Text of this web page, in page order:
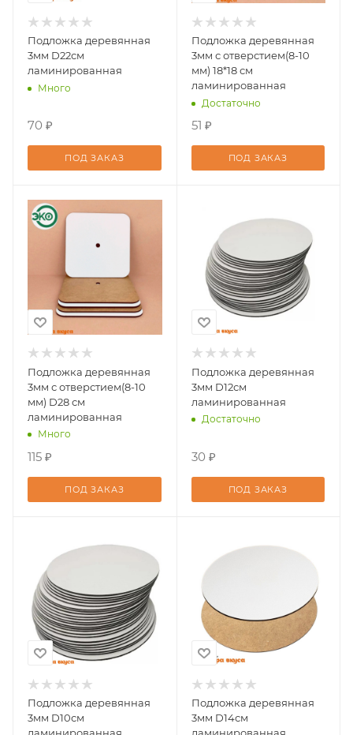
Подложка деревянная
3мм D22см
ламинированная
Много
70 ₽
ПОД ЗАКАЗ
Подложка деревянная
3мм с отверстием(8-10
мм) 18*18 см
ламинированная
Достаточно
51 ₽
ПОД ЗАКАЗ
Подложка деревянная
3мм с отверстием(8-10
мм) D28 см
ламинированная
Много
115 ₽
ПОД ЗАКАЗ
Подложка деревянная
3мм D12см
ламинированная
Достаточно
30 ₽
ПОД ЗАКАЗ
Подложка деревянная
3мм D10см
Подложка деревянная
3мм D14см